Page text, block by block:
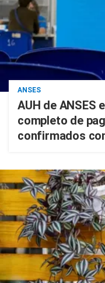
ANSES
AUH de ANSES
completo de
confirmados